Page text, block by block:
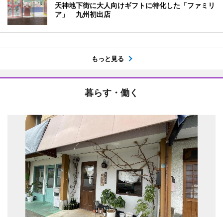
天神地下街に大人向けギフトに特化した「ファミリ
ア」 九州初出店
もっと見る
暮らす・働く